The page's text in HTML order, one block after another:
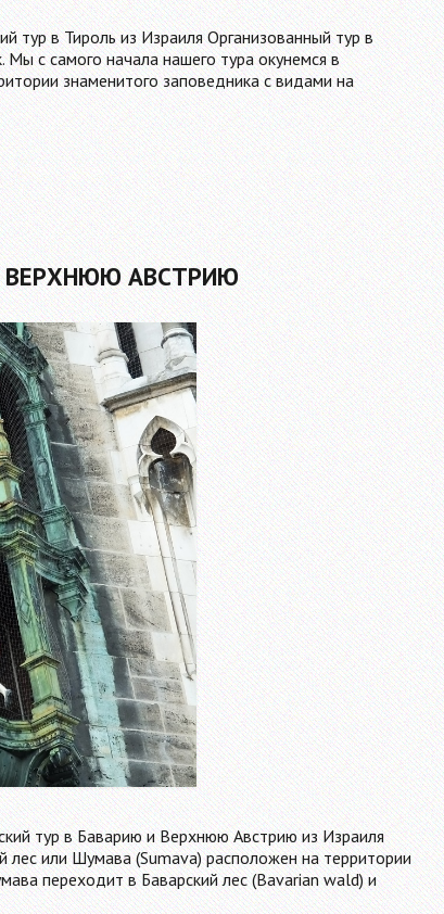
в Тироль из Израиля Организованный тур в
с самого начала нашего тура окунемся в
знаменитого заповедника с видами на
ВЕРХНЮЮ АВСТРИЮ
тур в Баварию и Верхнюю Австрию из Израиля
или Шумава (Sumava) расположен на территории
переходит в Баварский лес (Bavarian wald) и